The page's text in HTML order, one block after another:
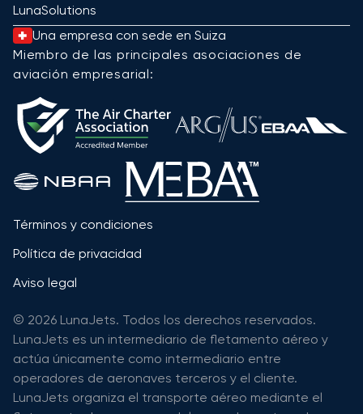
LunaSolutions
Una empresa con sede en Suiza
Miembro de las principales asociaciones de
aviación empresarial:
Términos y condiciones
Política de privacidad
Aviso legal
© 2026 LunaJets. Todos los derechos reservados.
LunaJets es un intermediario de fletamento aéreo y
actúa únicamente como intermediario entre
operadores de aeronaves terceros y el cliente.
LunaJets organiza el transporte aéreo mediante el